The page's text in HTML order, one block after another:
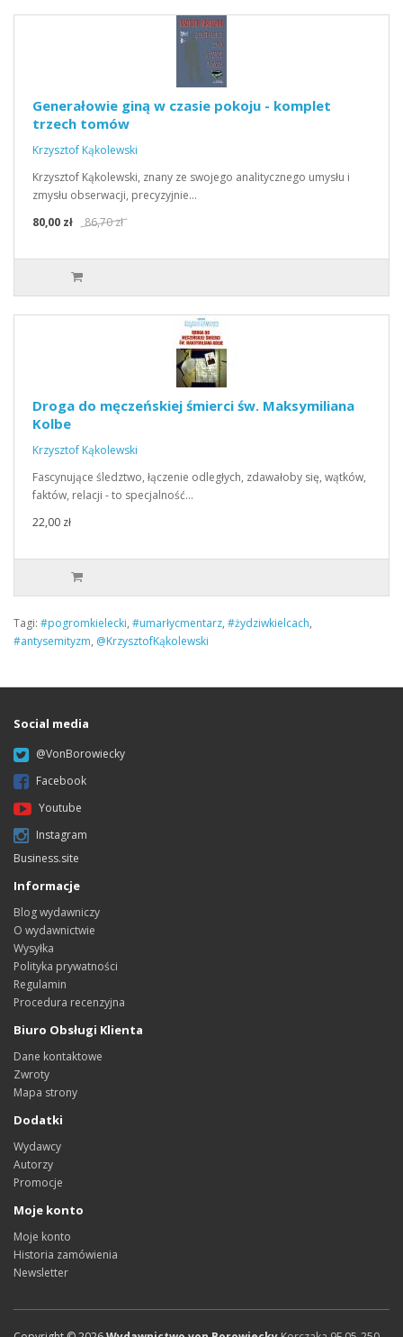
Generałowie giną w czasie pokoju - komplet
trzech tomów
Krzysztof Kąkolewski
Krzysztof Kąkolewski, znany ze swojego analitycznego umysłu i
zmysłu obserwacji, precyzyjnie…
80,00 zł
86,70 zł
Droga do męczeńskiej śmierci św. Maksymiliana
Kolbe
Krzysztof Kąkolewski
Fascynujące śledztwo, łączenie odległych, zdawałoby się, wątków,
faktów, relacji - to specjalność…
22,00 zł
Tagi: #pogromkielecki, #umarłycmentarz, #żydziwkielcach,
#antysemityzm, @KrzysztofKąkolewski
Social media
@VonBorowiecky
Facebook
Youtube
Instagram
Business.site
Informacje
Blog wydawniczy
O wydawnictwie
Wysyłka
Polityka prywatności
Regulamin
Procedura recenzyjna
Biuro Obsługi Klienta
Dane kontaktowe
Zwroty
Mapa strony
Dodatki
Wydawcy
Autorzy
Promocje
Moje konto
Moje konto
Historia zamówienia
Newsletter